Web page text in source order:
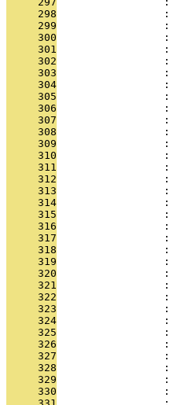
     298
:
     299
:
     300
:
     301
:
     302
:
     303
:
     304
:
     305
:
     306
:
     307
     308
:
     309
:
     310
:
     311
:
     312
:
     313
:
     314
:
     315
:
     316
:
     317
:
     318
:
     319
:
     320
:
     321
:
     322
:
     323
:
     324
:
     325
:
     326
:
     327
:
     328
:
     329
:
     330
: